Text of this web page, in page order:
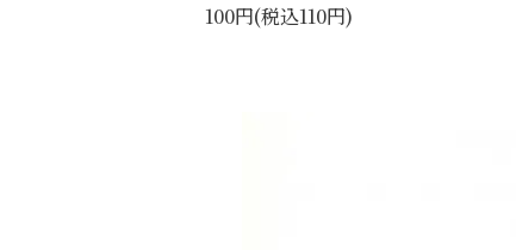
100円(税込110円)